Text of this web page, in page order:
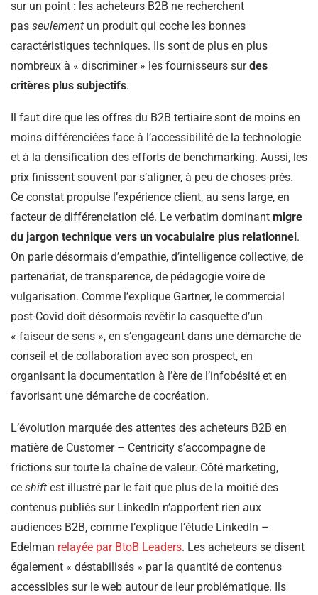
sur un point : les acheteurs B2B ne recherchent
pas seulement un produit qui coche les bonnes
caractéristiques techniques. Ils sont de plus en plus
nombreux à « discriminer » les fournisseurs surdes
critères plus subjectifs.
Il faut dire que les offres du B2B tertiaire sont de moins en
moins différenciées face à l’accessibilité de la technologie
et à la densification des efforts de benchmarking. Aussi, les
prix finissent souvent par s’aligner, à peu de choses près.
Ce constat propulse l’expérience client, au sens large, en
facteur de différenciation clé. Le verbatim dominant migre
du jargon technique vers un vocabulaire plus relationnel .
On parle désormais d’empathie, d’intelligence collective, de
partenariat, de transparence, de pédagogie voire de
vulgarisation. Comme l’explique Gartner, le commercial
post-Covid doit désormais revêtir la casquette d’un
« faiseur de sens », en s’engageant dans une démarche de
conseil et de collaboration avec son prospect, en
organisant la documentation à l’ère de l’infobésité et en
favorisant une démarche de cocréation.
L’évolution marquée des attentes des acheteurs B2B en
matière de Customer – Centricity s’accompagne de
frictions sur toute la chaîne de valeur. Côté marketing,
ce shift est illustré par le fait que plus de la moitié des
contenus publiés sur LinkedIn n’apportent rien aux
audiences B2B, comme l’explique l’étude LinkedIn –
Edelman relayée par BtoB Leaders. Les acheteurs se disent
également « déstabilisés » par la quantité de contenus
accessibles sur le web autour de leur problématique. Ils